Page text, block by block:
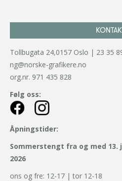
Tollbugata 24,0157 Oslo | 23 35
ng@norske-grafikere.no
org.nr. 971 435 828
Følg oss:
Åpningstider:
Sommerstengt fra og med 13.
2026
ons og fre: 12-17 | tor 12-18